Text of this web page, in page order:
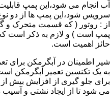
آب انجام می شود،این پمپ
سرویس شود،این پمپ ها از دو
از : روتور ( که قسمت متحرک و
پمپ است ) و لازم به ذکر است که
حائز اهمیت است.
شیر اطمینان در آبگرمکن برای
به یک تکنسین تعمیر آبگرمکن
برای جلو گیری از افزایش بیش
می شود تا از ایجاد نشتی و آسیب